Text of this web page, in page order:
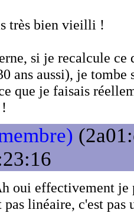
très bien vieilli !
si je recalcule ce
ans aussi), je tombe
que je faisais
oui effectivement je
linéaire, c'est pas